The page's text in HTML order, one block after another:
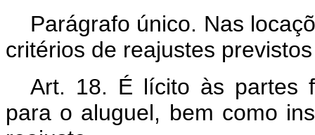
Parágrafo único. Nas
critérios de reajustes
Art. 18. É lícito às partes
para o aluguel, bem